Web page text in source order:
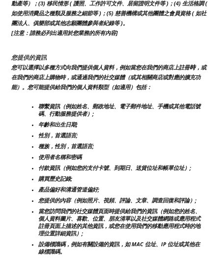
動產等）；(3) 移民情形 ( 護照、工作許可文件、居留證明文件等 )；(4) 生活格調 (
如使用消費品之種類及服務之細節等 )；(5) 慈善機構或其他團體之會員資格 ( 如社
團法人、俱樂部或其他志願團體參與者紀錄等 )。
[注意：請務必列出適用於您業務的所有內容]
您提供的資訊
您可以選擇以多種方式向我們提供個人資料，例如當您在我們的商店上註冊時，或
在我們的商店上購物時，或通過我們的社交媒體（或其相關商店或對應的擴充功
能）。您可能提供給我們的個人資料類型（如適用）包括：
聯繫資訊（例如姓名、郵政地址、電子郵件地址、手機或其他電話號
碼、行動服務提供者）;
年齡和出生日期;
性別，首選語言;
種族，性別，首選語言;
使用者名稱和密碼
付款資訊（例如您的支付卡號、到期日、送貨位址和帳單位址）;
購買歷史記錄;
產品偏好和溝通管道偏好;
您提供的內容（例如照片、視頻、評論、文章、調查回復和評論）;
當您訪問我們的社交媒體頁面時提供給我們的資訊（例如您的姓名、
個人資料圖片、喜歡、位置、朋友清單以及社交媒體網路或應用程式
註冊頁面上描述的其他資訊，或您在使用我們的移動應用程式時的地
理位置詳細資訊）;
設備標識碼，例如有關設備的資訊，如 MAC 位址、IP 位址或其他在
線標識碼。